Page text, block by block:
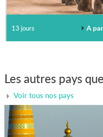
13 jours A
Les autres pays
Voir tous nos pays